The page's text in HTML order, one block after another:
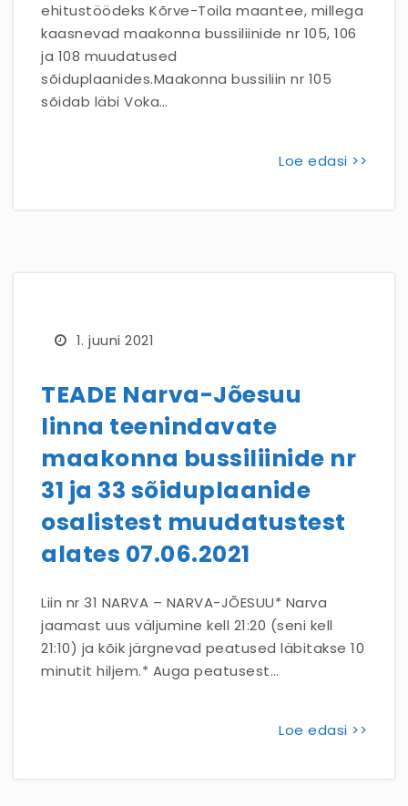
ehitustöödeks Kõrve-Toila maantee, millega
kaasnevad maakonna bussiliinide nr 105, 106
ja 108 muudatused
sõiduplaanides.Maakonna bussiliin nr 105
sõidab läbi Voka…
Loe edasi >>
1. juuni 2021
TEADE Narva-Jõesuu
linna teenindavate
maakonna bussiliinide nr
31 ja 33 sõiduplaanide
osalistest muudatustest
alates 07.06.2021
Liin nr 31 NARVA – NARVA-JÕESUU* Narva
jaamast uus väljumine kell 21:20 (seni kell
21:10) ja kõik järgnevad peatused läbitakse 10
minutit hiljem.* Auga peatusest…
Loe edasi >>